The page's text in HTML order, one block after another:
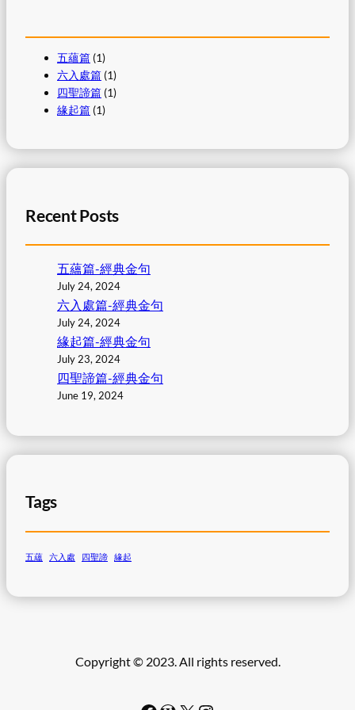
五蘊篇 (1)
六入處篇 (1)
四聖諦篇 (1)
緣起篇 (1)
Recent Posts
五蘊篇-經典金句
July 24, 2024
六入處篇-經典金句
July 24, 2024
緣起篇-經典金句
July 23, 2024
四聖諦篇-經典金句
June 19, 2024
Tags
五蘊 六入處 四聖諦 緣起
Copyright © 2023. All rights reserved.